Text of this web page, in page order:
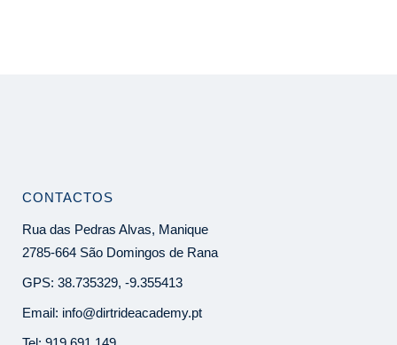
CONTACTOS
Rua das Pedras Alvas, Manique
2785-664 São Domingos de Rana
GPS: 38.735329, -9.355413
Email: info@dirtrideacademy.pt